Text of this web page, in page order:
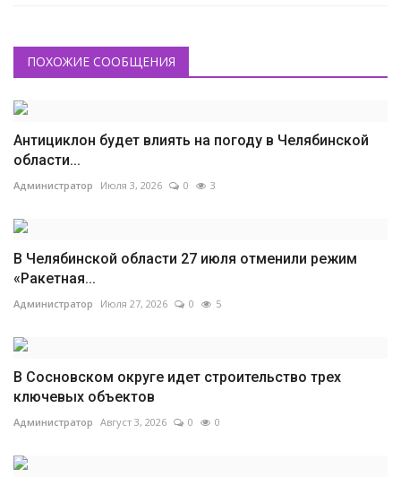
ПОХОЖИЕ СООБЩЕНИЯ
Антициклон будет влиять на погоду в Челябинской
области...
Администратор Июля 3, 2026 0 3
В Челябинской области 27 июля отменили режим
«Ракетная...
Администратор Июля 27, 2026 0 5
В Сосновском округе идет строительство трех
ключевых объектов
Администратор Август 3, 2026 0 0